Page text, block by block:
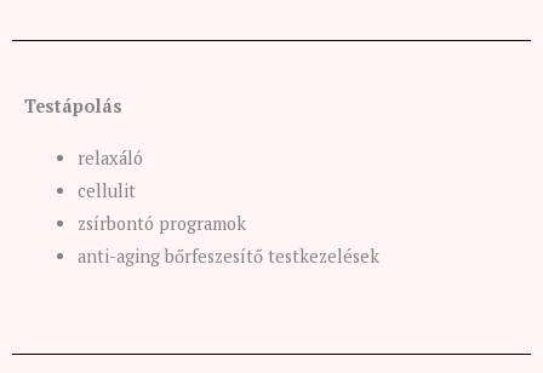
Testápolás
relaxáló
cellulit
zsírbontó programok
anti-aging bőrfeszesítő testkezelések